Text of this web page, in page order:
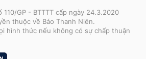
110/GP - BTTTT cấp ngày 24.3.2020
thuộc về Báo Thanh Niên.
hình thức nếu không có sự chấp thuận